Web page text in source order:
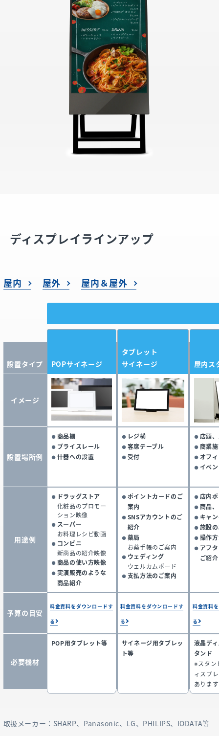
ディスプレイラインアップ
屋内 屋外 屋内＆屋外
設置タイプ POPサイネージ
タブレット
サイネージ
屋内ス
イメージ
設置場所例
商品棚
プライスレール
什器への設置
レジ横
客席テーブル
受付
店頭
商業
オフ
イベ
用途例
ドラッグストア
化粧品のプロモー
ション映像
スーパー
お料理レシピ動画
コンビニ
新商品の紹介映像
商品の使い方映像
実演販売のような
商品紹介
ポイントカードのご
案内
SNSアカウントのご
紹介
薬局
お薬手帳のご案内
ウェディング
ウェルカムボード
支払方法のご案内
店内
商品
キャ
施設
操作
アフ
ご紹介
予算の目安
料金資料をダウンロードす
る
料金資料をダウンロードす
る
料金資料
る
必要機材
POP用タブレット等
サイネージ用タブレッ
ト等
液晶デ
タンド
※スタン
ィスプ
あります
取扱メーカー：SHARP、Panasonic、LG、PHILIPS、IODATA等